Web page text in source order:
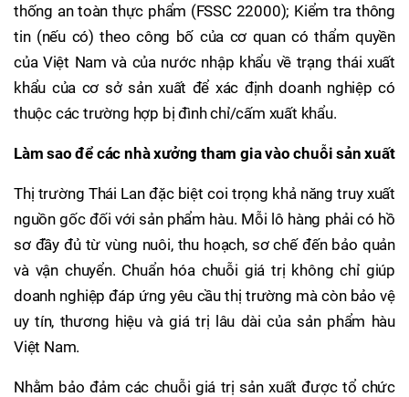
thống an toàn thực phẩm (FSSC 22000); Kiểm tra thông
tin (nếu có) theo công bố của cơ quan có thẩm quyền
của Việt Nam và của nước nhập khẩu về trạng thái xuất
khẩu của cơ sở sản xuất để xác định doanh nghiệp có
thuộc các trường hợp bị đình chỉ/cấm xuất khẩu.
Làm sao để các nhà xưởng tham gia vào chuỗi sản xuất
Thị trường Thái Lan đặc biệt coi trọng khả năng truy xuất
nguồn gốc đối với sản phẩm hàu. Mỗi lô hàng phải có hồ
sơ đầy đủ từ vùng nuôi, thu hoạch, sơ chế đến bảo quản
và vận chuyển. Chuẩn hóa chuỗi giá trị không chỉ giúp
doanh nghiệp đáp ứng yêu cầu thị trường mà còn bảo vệ
uy tín, thương hiệu và giá trị lâu dài của sản phẩm hàu
Việt Nam.
Nhằm bảo đảm các chuỗi giá trị sản xuất được tổ chức